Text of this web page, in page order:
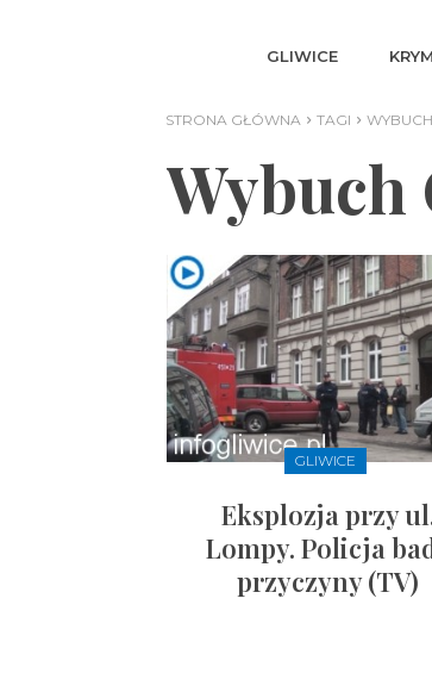
GLIWICE
STRONA GŁÓWNA TAGI
Wybuch
GLIWICE
Eksplozja przy
Lompy. Policja
przyczyny (TV)